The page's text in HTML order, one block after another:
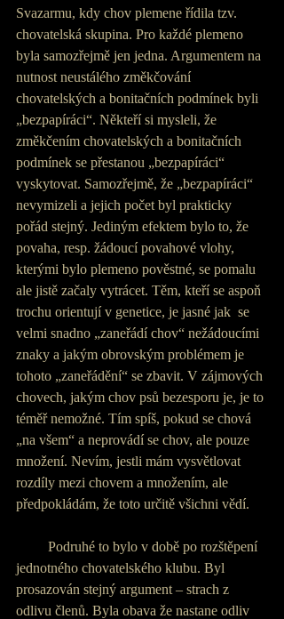
Svazarmu, kdy chov plemene řídila tzv.
chovatelská skupina. Pro každé plemeno
byla samozřejmě jen jedna. Argumentem na
nutnost neustálého změkčování
chovatelských a bonitačních podmínek byli
„bezpapíráci“. Někteří si mysleli, že
změkčením chovatelských a bonitačních
podmínek se přestanou „bezpapíráci“
vyskytovat. Samozřejmě, že „bezpapíráci“
nevymizeli a jejich počet byl prakticky
pořád stejný. Jediným efektem bylo to, že
povaha, resp. žádoucí povahové vlohy,
kterými bylo plemeno pověstné, se pomalu
ale jistě začaly vytrácet. Těm, kteří se aspoň
trochu orientují v genetice, je jasné jak  se
velmi snadno „zaneřádí chov“ nežádoucími
znaky a jakým obrovským problémem je
tohoto „zaneřádění“ se zbavit. V zájmových
chovech, jakým chov psů bezesporu je, je to
téměř nemožné. Tím spíš, pokud se chová
„na všem“ a neprovádí se chov, ale pouze
množení. Nevím, jestli mám vysvětlovat
rozdíly mezi chovem a množením, ale
předpokládám, že toto určitě všichni vědí.
jednotného chovatelského klubu. Byl
prosazován stejný argument – strach z
odlivu členů. Byla obava že nastane odliv